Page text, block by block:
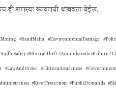
ही समस्या कायमची थांबवता येईल.
#SandMafia #EnvironmentalDamage
#MineralTheft #AdministrativeFailure
#CitizenAwareness
#RiverProtection #PublicDemands